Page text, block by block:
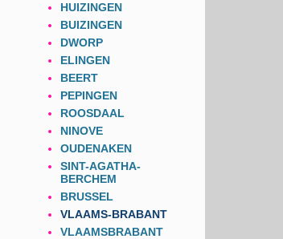
HUIZINGEN
BUIZINGEN
DWORP
ELINGEN
BEERT
PEPINGEN
ROOSDAAL
NINOVE
OUDENAKEN
SINT-AGATHA-
BERCHEM
BRUSSEL
VLAAMS-BRABANT
VLAAMSBRABANT